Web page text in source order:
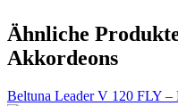
Ähnliche
Akkordeons
Beltuna Leader V 120 FLY